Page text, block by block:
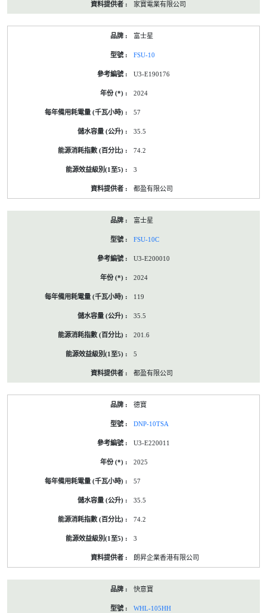
家寶電業有限公司
富士星
FSU-10
U3-E190176
2024
57
35.5
74.2
3
都盈有限公司
富士星
FSU-10C
U3-E200010
2024
119
35.5
201.6
5
都盈有限公司
德寶
DNP-10TSA
U3-E220011
2025
57
35.5
74.2
3
朗昇企業香港有限公司
快意寶
WHL-105HH